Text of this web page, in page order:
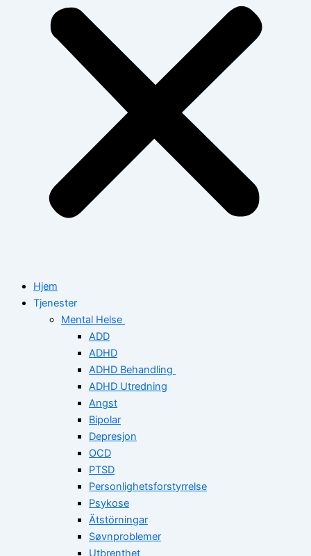
Hjem
Tjenester
Mental Helse
ADD
ADHD
ADHD Behandling
ADHD Utredning
Angst
Bipolar
Depresjon
OCD
PTSD
Personlighetsforstyrrelse
Psykose
Ätstörningar
Søvnproblemer
Utbrenthet